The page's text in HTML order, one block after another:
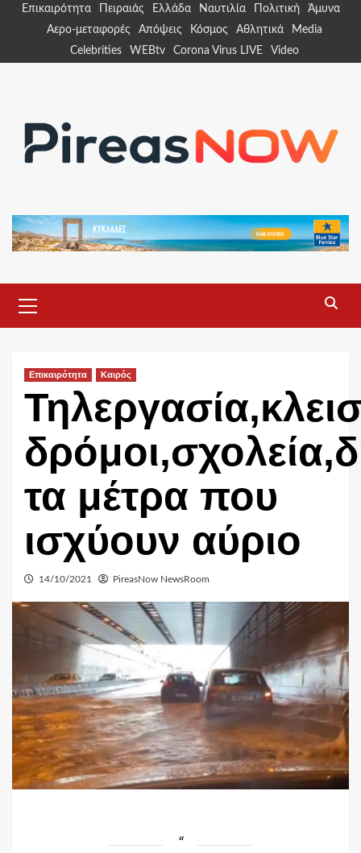
Επικαιρότητα Πειραιάς Ελλάδα Ναυτιλία Πολιτική
Άμυνα
Αερο-μεταφορές
Απόψεις Κόσμος Αθλητικά
Media
Celebrities
WEBtv Corona Virus LIVE Video
Menu
Επικαιρότητα Καιρός
τα μέτρα που
ισχύουν αύριο
14/10/2021 PireasNow NewsRoom